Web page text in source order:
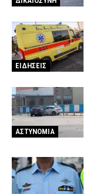
ΕΙΔΗΣΕΙΣ
ΑΣΤΥΝΟΜΙΑ